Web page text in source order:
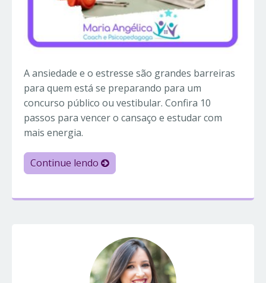
A ansiedade e o estresse são grandes barreiras
para quem está se preparando para um
concurso público ou vestibular. Confira 10
passos para vencer o cansaço e estudar com
mais energia.
Continue lendo